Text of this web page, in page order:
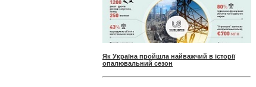
Як Україна пройшла найважчий в історії
опалювальний сезон